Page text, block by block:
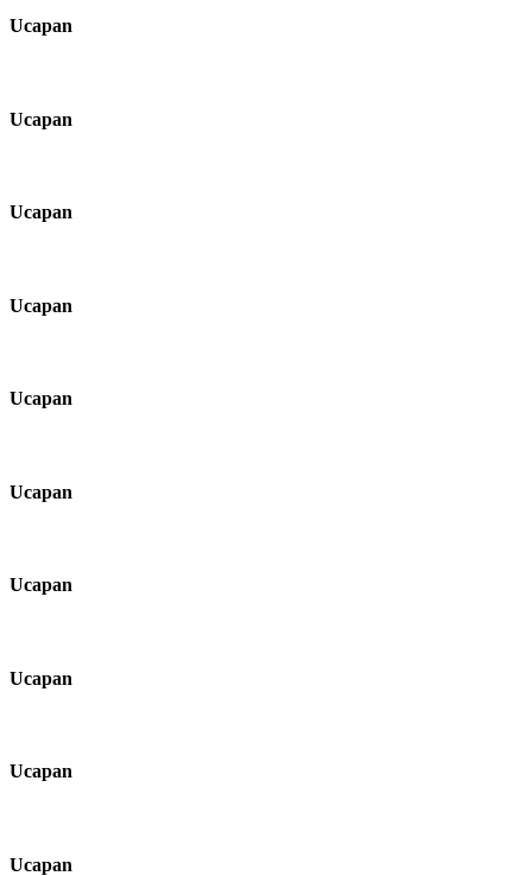
Ucapan
Ucapan
Ucapan
Ucapan
Ucapan
Ucapan
Ucapan
Ucapan
Ucapan
Ucapan